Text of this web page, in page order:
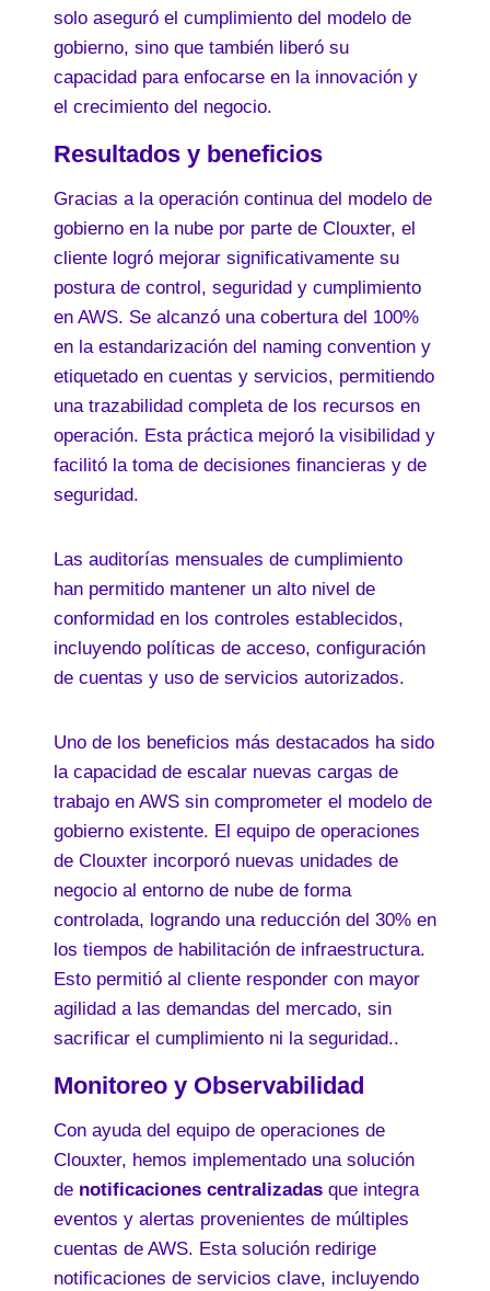
solo aseguró el cumplimiento del modelo de
gobierno, sino que también liberó su
capacidad para enfocarse en la innovación y
el crecimiento del negocio.
Resultados y beneficios
Gracias a la operación continua del modelo de
gobierno en la nube por parte de Clouxter, el
cliente logró mejorar significativamente su
postura de control, seguridad y cumplimiento
en AWS. Se alcanzó una cobertura del 100%
en la estandarización del naming convention y
etiquetado en cuentas y servicios, permitiendo
una trazabilidad completa de los recursos en
operación. Esta práctica mejoró la visibilidad y
facilitó la toma de decisiones financieras y de
seguridad.
Las auditorías mensuales de cumplimiento
han permitido mantener un alto nivel de
conformidad en los controles establecidos,
incluyendo políticas de acceso, configuración
de cuentas y uso de servicios autorizados.
Uno de los beneficios más destacados ha sido
la capacidad de escalar nuevas cargas de
trabajo en AWS sin comprometer el modelo de
gobierno existente. El equipo de operaciones
de Clouxter incorporó nuevas unidades de
negocio al entorno de nube de forma
controlada, logrando una reducción del 30% en
los tiempos de habilitación de infraestructura.
Esto permitió al cliente responder con mayor
agilidad a las demandas del mercado, sin
sacrificar el cumplimiento ni la seguridad..
Monitoreo y Observabilidad
Con ayuda del equipo de operaciones de
Clouxter, hemos implementado una solución
de notificaciones centralizadas que integra
eventos y alertas provenientes de múltiples
cuentas de AWS. Esta solución redirige
notificaciones de servicios clave, incluyendo